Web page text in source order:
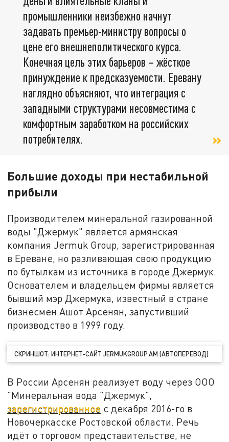
промышленники неизбежно начнут
задавать премьер-министру вопросы о
цене его внешнеполитического курса.
Конечная цель этих барьеров – жёсткое
принуждение к предсказуемости. Еревану
наглядно объясняют, что интеграция с
западными структурами несовместима с
комфортным заработком на российских
потребителях.
Большие доходы при нестабильной
прибыли
Производителем минеральной газированной
воды "Джермук" является армянская
компания Jermuk Group, зарегистрированная
в Ереване, но разливающая свою продукцию
по бутылкам из источника в городе Джермук.
Основателем и владельцем фирмы является
бывший мэр Джермука, известный в стране
бизнесмен Ашот Арсенян, запустивший
производство в 1999 году.
СКРИНШОТ: ИНТЕРНЕТ-САЙТ JERMUKGROUP.AM (АВТОПЕРЕВОД)
В России Арсенян реализует воду через ООО
"Минеральная вода "Джермук",
зарегистрированное с декабря 2016-го в
Новочеркасске Ростовской области. Речь
идёт о торговом представительстве, не